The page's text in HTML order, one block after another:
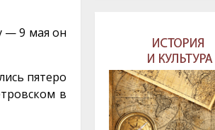
— 9 мая он
пятеро
в